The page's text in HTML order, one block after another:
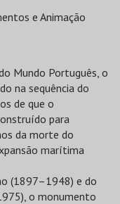
e Animação
Mundo Português, o
na sequência do
de que o
para
da morte do
marítima
(1897–1948) e do
o monumento